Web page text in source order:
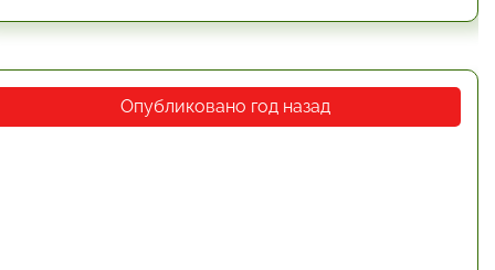
Опубликовано год назад